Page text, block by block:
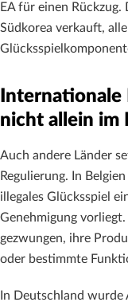
EA für einen
Südkorea verkauft,
nicht allein im
Auch andere Länder
Regulierung. In
illegales Glücksspiel
Genehmigung
gezwungen, ihre
oder bestimmte
In Deutschland